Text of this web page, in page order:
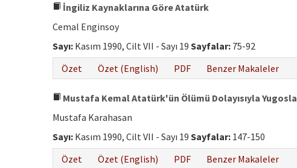
İngiliz Kaynaklarına Göre Atatürk
Cemal Enginsoy
Sayı: Kasım 1990, Cilt VII - Sayı 19 Sayfalar: 75-92
Özet
Özet (English) PDF Benzer Makaleler
Mustafa Kemal Atatürk'ün Ölümü Dolayısıyla
Mustafa Karahasan
Sayı: Kasım 1990, Cilt VII - Sayı 19 Sayfalar: 147-150
Özet
Özet (English) PDF Benzer Makaleler